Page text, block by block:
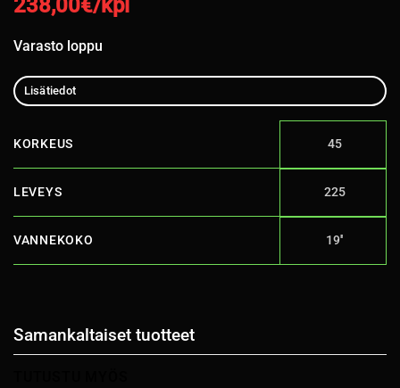
238,00€/kpl
Varasto loppu
Lisätiedot
KORKEUS 45
LEVEYS 225
VANNEKOKO 19''
Samankaltaiset tuotteet